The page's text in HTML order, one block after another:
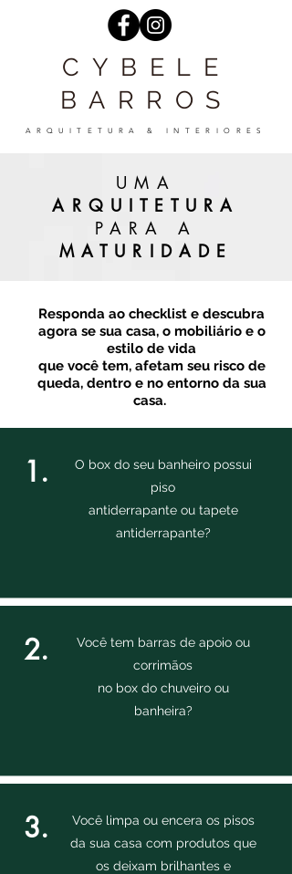
CYBELE
BARROS
ARQUITETURA & INTERIORES
UMA
ARQUITETURA
PARA A
MATURIDADE
Responda ao checklist e descubra
agora se sua casa, o mobiliário e o
estilo de vida
que você tem, afetam seu risco de
queda, dentro e no entorno da sua
casa.
1.
O box do seu banheiro possui
piso
antiderrapante ou tapete
antiderrapante?
2.
Você tem barras de apoio ou
corrimãos
no box do chuveiro ou
banheira?
3.
Você limpa ou encera os pisos
da sua casa com produtos que
os deixam brilhantes e